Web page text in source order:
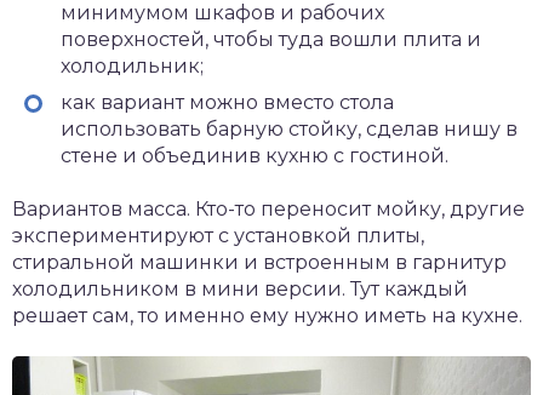
минимумом шкафов и рабочих
поверхностей, чтобы туда вошли плита и
холодильник;
как вариант можно вместо стола
использовать барную стойку, сделав нишу в
стене и объединив кухню с гостиной.
Вариантов масса. Кто-то переносит мойку, другие
экспериментируют с установкой плиты,
стиральной машинки и встроенным в гарнитур
холодильником в мини версии. Тут каждый
решает сам, то именно ему нужно иметь на кухне.